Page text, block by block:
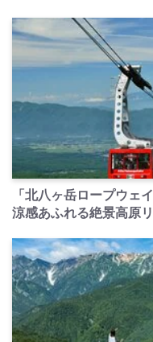
「北八ヶ岳ロープウェ
涼感あふれる絶景高原